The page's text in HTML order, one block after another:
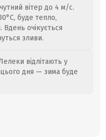
вітер до 4 м/с.
буде тепло,
Вдень очікується
зливи.
відлітають у
цього дня — зима буде